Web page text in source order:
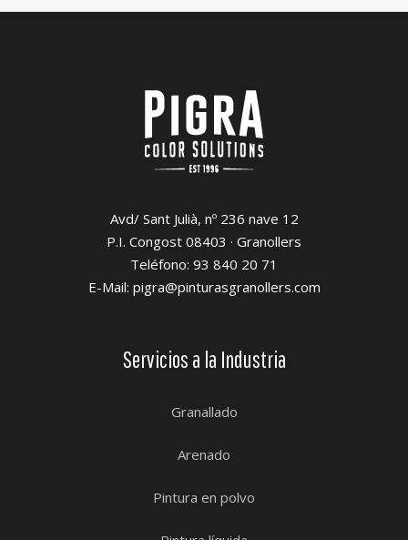
Avd/ Sant Julià, nº 236 nave 12
P.I. Congost 08403 · Granollers
Teléfono: 93 840 20 71
E-Mail: pigra@pinturasgranollers.com
Servicios a la Industria
Granallado
Arenado
Pintura en polvo